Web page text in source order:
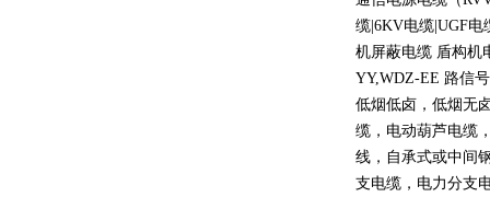
缆 |6KV电缆 |UGF电
机屏蔽电缆 盾构机
YY,WDZ-EE 路信
低烟低卤，低烟无
缆，电动葫芦电缆
线，自承式或中间
支电缆，电力分支